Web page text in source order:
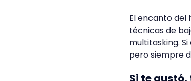
El encanto del
técnicas de
multitasking.
pero siempre